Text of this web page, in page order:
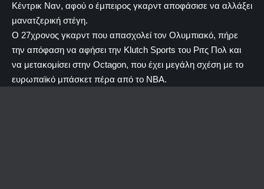
Κέντρικ Ναν, αφού ο έμπειρος γκαρντ αποφάσισε να αλλάξει
μανατζερική στέγη.
Ο 27χρονος γκαρντ που απασχολεί τον Ολυμπιακό, πήρε
την απόφαση να αφήσει την Klutch Sports του Ριτς Πολ και
να μετακομίσει στην Octagon, που έχει μεγάλη σχέση με το
ευρωπαϊκό μπάσκετ πέρα από το NBA.